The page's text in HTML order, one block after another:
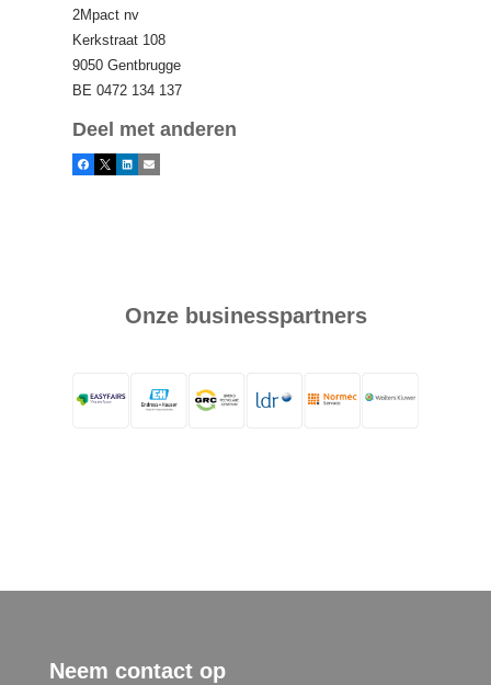
2Mpact nv
Kerkstraat 108
9050 Gentbrugge
BE 0472 134 137
Deel met anderen
Facebook
X LinkedInE-mail
Onze businesspartners
Neem contact op